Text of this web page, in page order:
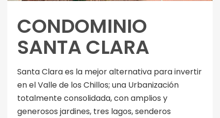
CONDOMINIO
SANTA CLARA
Santa Clara es la mejor alternativa para invertir
en el Valle de los Chillos; una Urbanización
totalmente consolidada, con amplios y
generosos jardines, tres lagos, senderos